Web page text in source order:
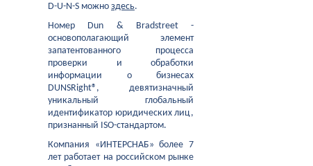
D-U-N-S можно здесь.
Номер Dun & Bradstreet -
основополагающий элемент
запатентованного процесса
проверки и обработки
информации о бизнесах
DUNSRight®, девятизначный
уникальный глобальный
идентификатор юридических лиц,
признанный ISO-стандартом.
Компания «ИНТЕРСНАБ» более 7
лет работает на российском рынке